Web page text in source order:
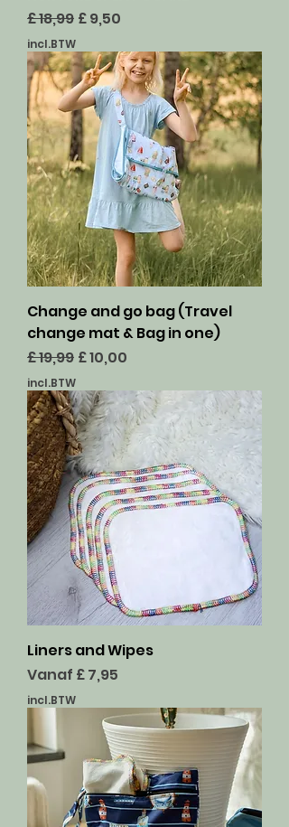
Normale prijs
£ 18,99 Verkoopprijs
£ 9,50
incl.BTW
Change and go bag (Travel
change mat & Bag in one)
Normale prijs
£ 19,99 Verkoopprijs
£ 10,00
incl.BTW
Liners and Wipes
Vanaf £ 7,95
Verkoopprijs
incl.BTW